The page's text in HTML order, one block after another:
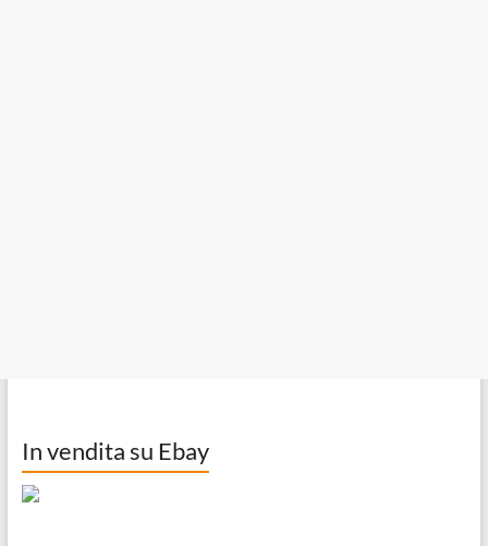
In vendita su Ebay